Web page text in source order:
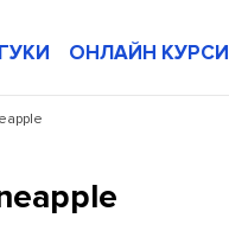
ОНЛАЙН КУРСИ